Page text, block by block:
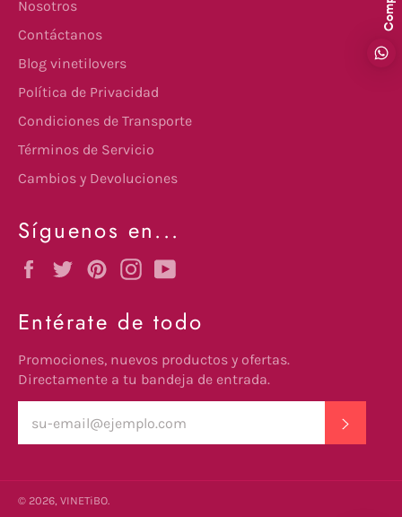
Nosotros
Contáctanos
Blog vinetilovers
Política de Privacidad
Condiciones de Transporte
Términos de Servicio
Cambios y Devoluciones
Síguenos en...
FacebookTwitterPinterestInstagram
Entérate de todo
Promociones, nuevos productos y ofertas.
Directamente a tu bandeja de entrada.
© 2026, VINETiBO.